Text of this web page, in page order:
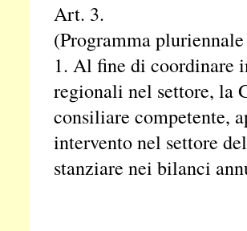
Art. 3.
(Programma
1. Al fine di coordinare
regionali nel settore, la
consiliare competente,
intervento nel settore
stanziare nei bilanci